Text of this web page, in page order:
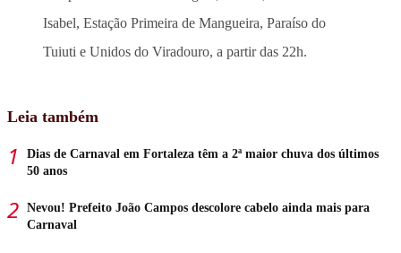
Isabel, Estação Primeira de Mangueira, Paraíso do
Tuiuti e Unidos do Viradouro, a partir das 22h.
Leia também
Dias de Carnaval em Fortaleza têm a 2ª maior chuva dos últimos
50 anos
Nevou! Prefeito João Campos descolore cabelo ainda mais para
Carnaval